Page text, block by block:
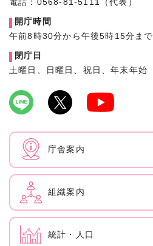
電話：0568-81-5111（代表）
開庁時間
午前8時30分から午後5時15分まで
閉庁日
土曜日、日曜日、祝日、年末年始
庁舎案内
組織案内
統計・人口